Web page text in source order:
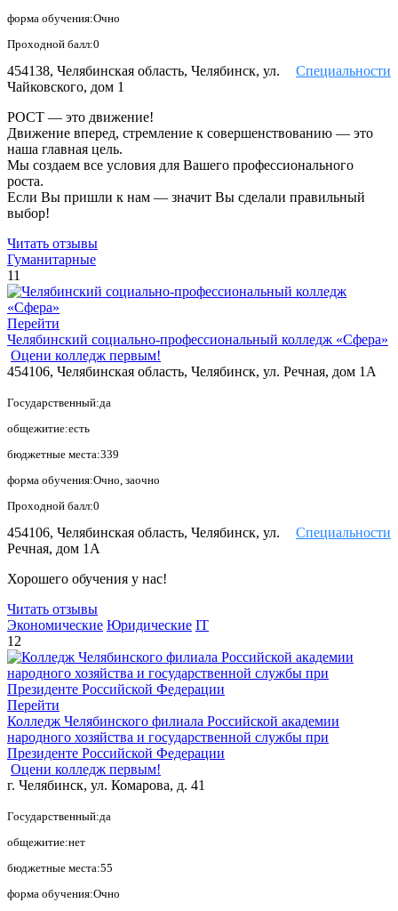
форма обучения:Очно
Проходной балл:0
Специальности
454138, Челябинская область, Челябинск, ул.
Чайковского, дом 1
РОСТ — это движение!
Движение вперед, стремление к совершенствованию — это
наша главная цель.
Мы создаем все условия для Вашего профессионального
роста.
Если Вы пришли к нам — значит Вы сделали правильный
выбор!
Читать отзывы
Гуманитарные
11
Перейти
Челябинский социально-профессиональный колледж «Сфера»
Оцени колледж первым!
454106, Челябинская область, Челябинск, ул. Речная, дом 1А
Государственный:да
общежитие:есть
бюджетные места:339
форма обучения:Очно, заочно
Проходной балл:0
Специальности
454106, Челябинская область, Челябинск, ул.
Речная, дом 1А
Хорошего обучения у нас!
Читать отзывы
Экономические Юридические IT
12
Перейти
Колледж Челябинского филиала Российской академии
народного хозяйства и государственной службы при
Президенте Российской Федерации
Оцени колледж первым!
г. Челябинск, ул. Комарова, д. 41
Государственный:да
общежитие:нет
бюджетные места:55
форма обучения:Очно